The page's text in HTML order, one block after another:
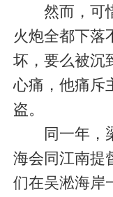
然而，可惜
火炮全都下落
坏，要么被沉
心痛，他痛斥
盗。
同一年，梁
海会同江南提
们在吴淞海岸